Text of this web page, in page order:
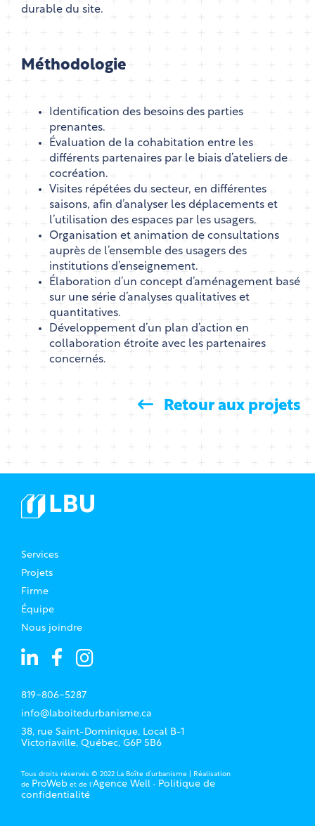
durable du site.
Méthodologie
Identification des besoins des parties
prenantes.
Évaluation de la cohabitation entre les
différents partenaires par le biais d’ateliers de
cocréation.
Visites répétées du secteur, en différentes
saisons, afin d’analyser les déplacements et
l’utilisation des espaces par les usagers.
Organisation et animation de consultations
auprès de l’ensemble des usagers des
institutions d’enseignement.
Élaboration d’un concept d’aménagement basé
sur une série d’analyses qualitatives et
quantitatives.
Développement d’un plan d’action en
collaboration étroite avec les partenaires
concernés.
Retour aux projets
Services
Projets
Firme
Équipe
Nous joindre
819-806-5287
info@laboitedurbanisme.ca
38, rue Saint-Dominique, Local B-1
Victoriaville, Québec, G6P 5B6
Tous droits réservés © 2022 La Boîte d’urbanisme | Réalisation
de ProWeb et de l'Agence Well - Politique de
confidentialité